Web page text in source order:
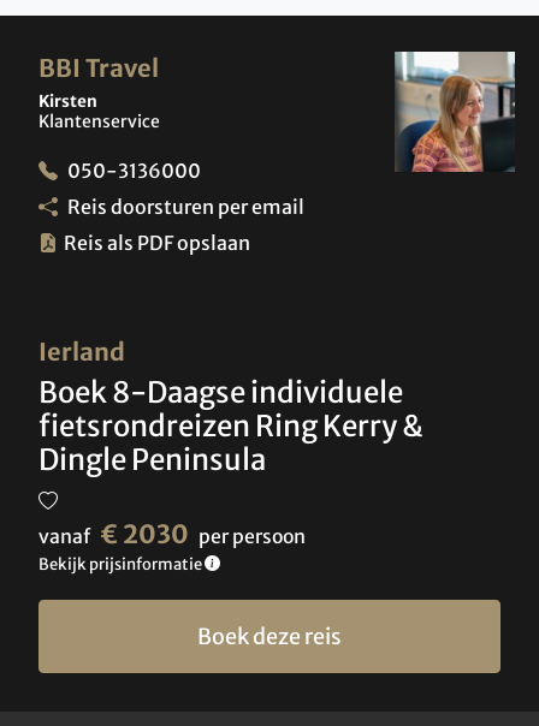
Ierland
Boek 8-Daagse individuele
fietsrondreizen Ring Kerry &
Dingle Peninsula
vanaf € 2030 per persoon
Bekijk prijsinformatie
Boek deze reis
BBI Travel
Kirsten
Klantenservice
050-3136000
Reis doorsturen per email
Reis als PDF opslaan